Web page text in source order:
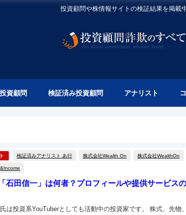
投資顧問や株情報サイトの検証結果を掲載
資顧問 検証済み投資顧問 アナリスト
検証済みアナリスト あ行 株式会社Wealth On 株式会社WealthOn
石田信一」は何者？プロフィールや提供サービス
は投資系YouTuberとしても活動中の投資家です。 株式、先物